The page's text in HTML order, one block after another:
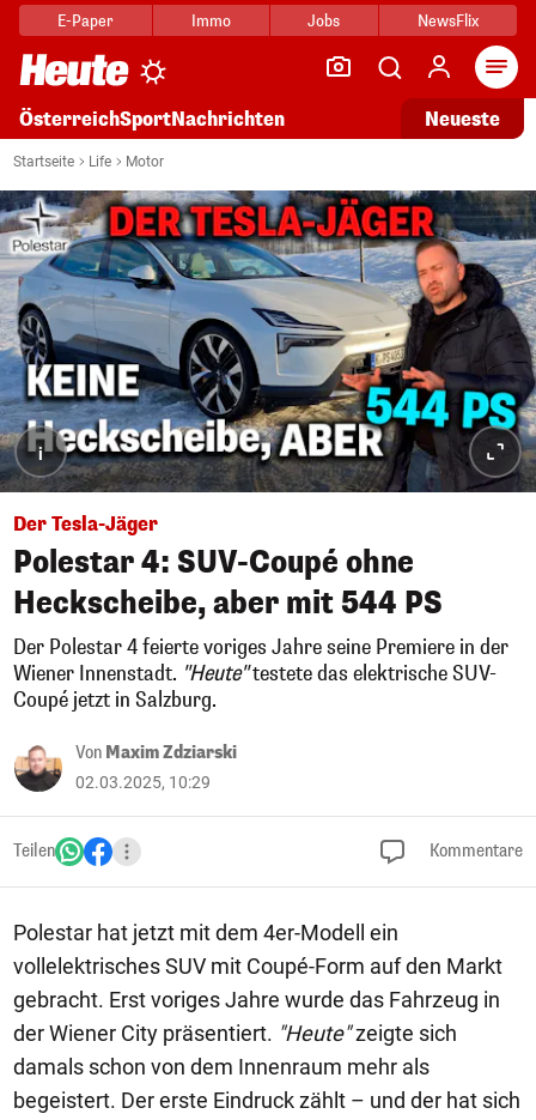
E-Paper Immo Jobs NewsFlix
ÖsterreichSportNachrichten Neueste
Startseite Life Motor
-Test." fetchpriority="high" />
i
Der Tesla-Jäger
Polestar 4: SUV-Coupé ohne
Heckscheibe, aber mit 544 PS
Der Polestar 4 feierte voriges Jahre seine Premiere in der
Wiener Innenstadt. "Heute"testete das elektrische SUV-
Coupé jetzt in Salzburg.
Von Maxim Zdziarski
02.03.2025, 10:29
Teilen Kommentare
Polestar hat jetzt mit dem 4er-Modell ein
vollelektrisches SUV mit Coupé-Form auf den Markt
gebracht. Erst voriges Jahre wurde das Fahrzeug in
der Wiener City präsentiert. "Heute"zeigte sich
damals schon von dem Innenraum mehr als
begeistert. Der erste Eindruck zählt – und der hat sich